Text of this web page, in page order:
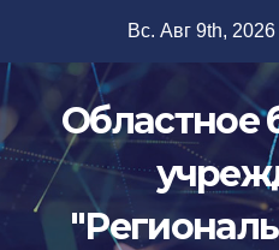
содержимому
Вс. Авг 9th, 2026
Областное